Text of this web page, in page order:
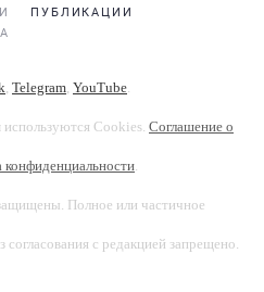
ПУБЛИКАЦИИ
Telegram YouTube
используются Cookies. Соглашение о
конфиденциальности
защищены. Полное или частичное
согласования с редакцией запрещено.